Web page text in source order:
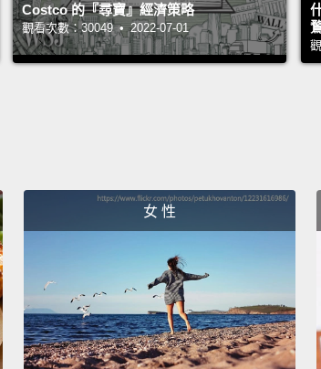
I have the exact
poop!
I mean, if we're being
and sizes. And we're
dollop.
我是說，如果我們老實
我們就只有用大家愛
Costco 的『尋寶』經濟策略
觀看次數：30049 • 2022-07-01
女 性